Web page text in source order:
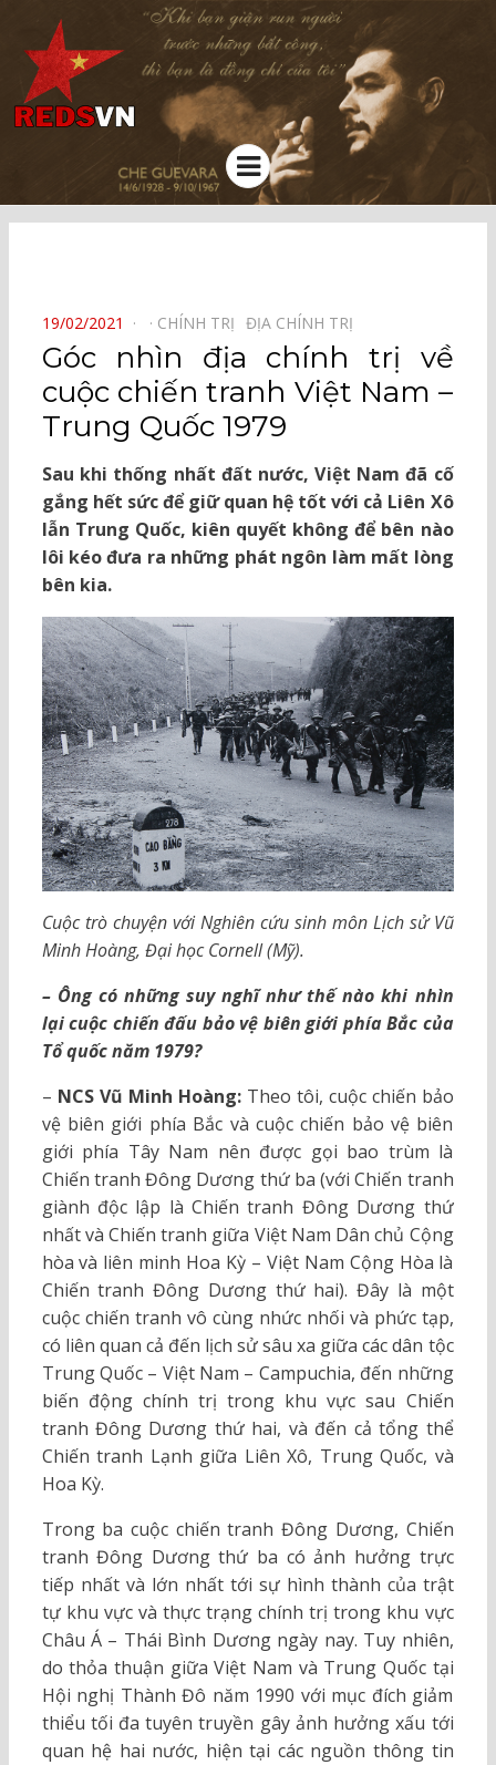
Kênh chia sẻ tri thức cộng đồng
Menu
POSTED
ON
19/02/2021 CHÍNH TRỊ⠀ ĐỊA CHÍNH TRỊ⠀
Góc nhìn địa chính trị về
cuộc chiến tranh Việt Nam –
Trung Quốc 1979
Sau khi thống nhất đất nước, Việt Nam đã cố
gắng hết sức để giữ quan hệ tốt với cả Liên Xô
lẫn Trung Quốc, kiên quyết không để bên nào
lôi kéo đưa ra những phát ngôn làm mất lòng
bên kia.
Cuộc trò chuyện với Nghiên cứu sinh môn Lịch sử Vũ
Minh Hoàng, Đại học Cornell (Mỹ).
– Ông có những suy nghĩ như thế nào khi nhìn
lại cuộc chiến đấu bảo vệ biên giới phía Bắc của
Tổ quốc năm 1979?
– NCS Vũ Minh Hoàng:Theo tôi, cuộc chiến bảo
vệ biên giới phía Bắc và cuộc chiến bảo vệ biên
giới phía Tây Nam nên được gọi bao trùm là
Chiến tranh Đông Dương thứ ba (với Chiến tranh
giành độc lập là Chiến tranh Đông Dương thứ
nhất và Chiến tranh giữa Việt Nam Dân chủ Cộng
hòa và liên minh Hoa Kỳ – Việt Nam Cộng Hòa là
Chiến tranh Đông Dương thứ hai). Đây là một
cuộc chiến tranh vô cùng nhức nhối và phức tạp,
có liên quan cả đến lịch sử sâu xa giữa các dân tộc
Trung Quốc – Việt Nam – Campuchia, đến những
biến động chính trị trong khu vực sau Chiến
tranh Đông Dương thứ hai, và đến cả tổng thể
Chiến tranh Lạnh giữa Liên Xô, Trung Quốc, và
Hoa Kỳ.
Trong ba cuộc chiến tranh Đông Dương, Chiến
tranh Đông Dương thứ ba có ảnh hưởng trực
tiếp nhất và lớn nhất tới sự hình thành của trật
tự khu vực và thực trạng chính trị trong khu vực
Châu Á – Thái Bình Dương ngày nay. Tuy nhiên,
do thỏa thuận giữa Việt Nam và Trung Quốc tại
Hội nghị Thành Đô năm 1990 với mục đích giảm
thiểu tối đa tuyên truyền gây ảnh hưởng xấu tới
quan hệ hai nước, hiện tại các nguồn thông tin